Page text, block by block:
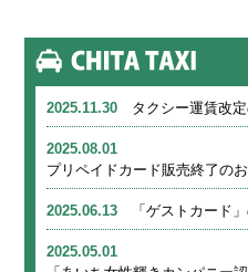
2025.11.30 タクシー運賃改
2025.08.01
プリペイドカード販売終了の
2025.06.13 「ゲストカード
2025.05.01